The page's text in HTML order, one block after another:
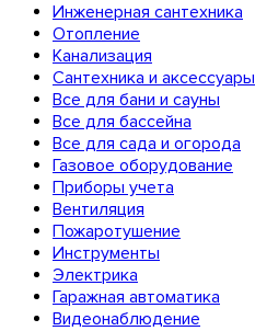
Инженерная сантехника
Отопление
Канализация
Сантехника и аксессуары
Все для бани и сауны
Все для бассейна
Все для сада и огорода
Газовое оборудование
Приборы учета
Вентиляция
Пожаротушение
Инструменты
Электрика
Гаражная автоматика
Видеонаблюдение